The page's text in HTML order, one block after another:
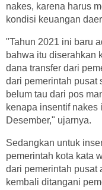
nakes, karena harus
kondisi keuangan
"Tahun 2021 ini baru
bahwa itu diserahkan
dana transfer dari
dari pemerintah pusat
belum tau dari pos
kenapa insentif nakes
Desember," ujarnya.
Sedangkan untuk
pemerintah kota kata
dari pemerintah pusat
kembali ditangani